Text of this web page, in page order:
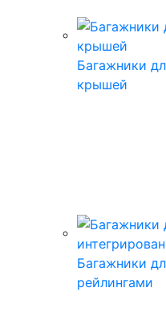
Багажники
крышей
Багажники
рейлингами